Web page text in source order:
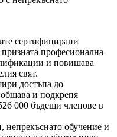
сертифицирани
професионална
и повишава
свят.
достъпа до
и подкрепя
000 бъдещи членове в
обучение и